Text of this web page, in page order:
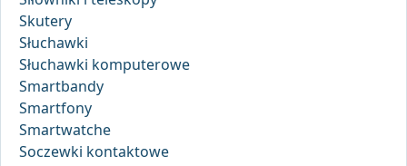
Skutery
Słuchawki
Słuchawki komputerowe
Smartbandy
Smartfony
Smartwatche
Soczewki kontaktowe